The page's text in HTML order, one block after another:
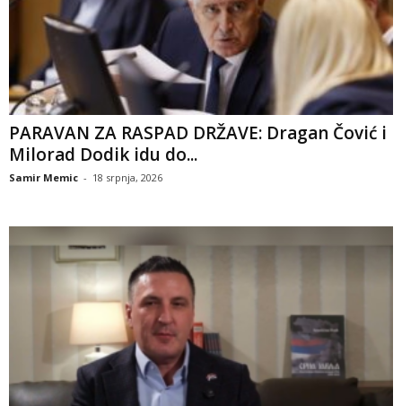
PARAVAN ZA RASPAD DRŽAVE: Dragan Čović i
Milorad Dodik idu do...
Samir Memic - 18 srpnja, 2026